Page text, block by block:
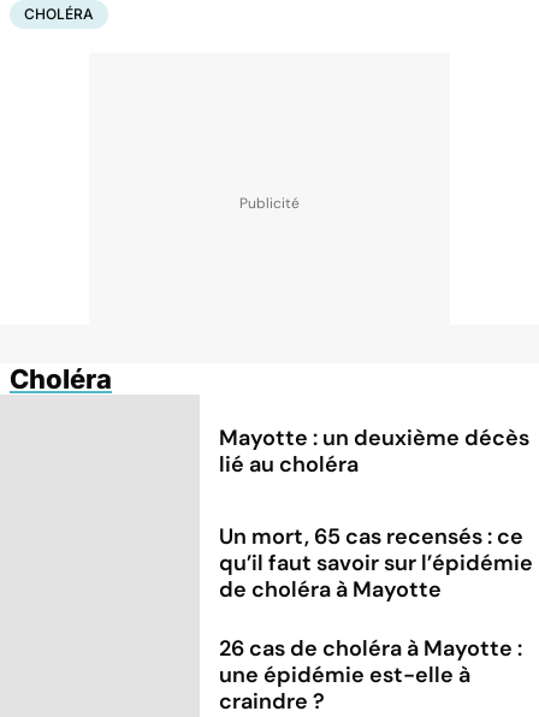
CHOLÉRA
Choléra
Mayotte : un deuxième décès
lié au choléra
Un mort, 65 cas recensés : ce
qu’il faut savoir sur l’épidémie
de choléra à Mayotte
26 cas de choléra à Mayotte :
une épidémie est-elle à
craindre ?